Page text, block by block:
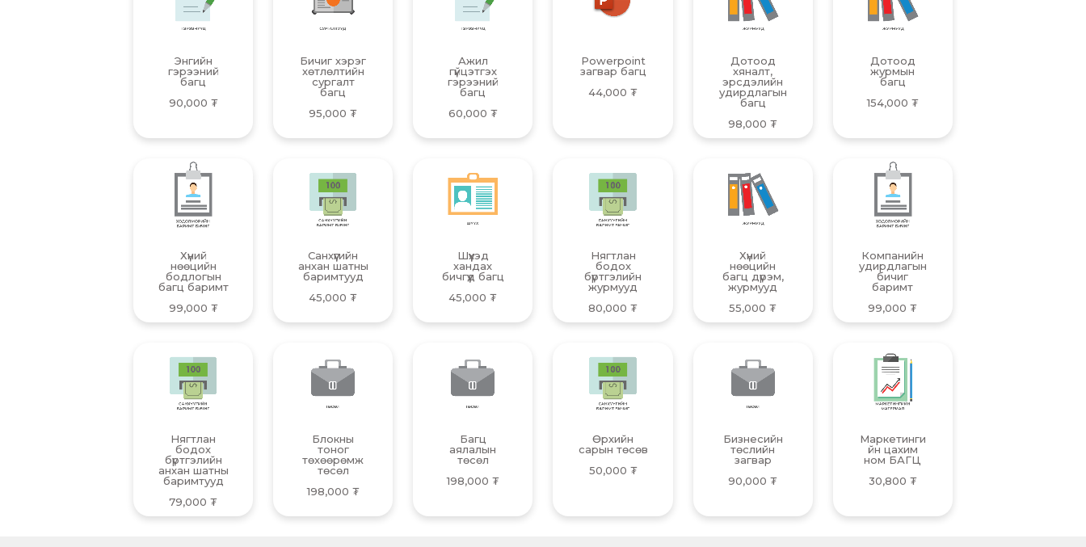
Энгийн
гэрээний
багц
90,000 ₮
Бичиг хэрэг
хөтлөлтийн
сургалт
багц
95,000₮
Ажил
гүйцэтгэх
гэрээний
багц
60,000 ₮
Powerpoint
загвар багц
44,000₮
Дотоод
хяналт,
эрсдэлийн
удирдлагын
багц
98,000₮
Дотоод
журмын
багц
154,000 ₮
Хүний
нөөцийн
бодлогын
багц баримт
99,000 ₮
Санхүүгийн
анхан шатны
баримтууд
45,000₮
Шүүхэд
хандах
бичгүүд багц
45,000₮
Нягтлан
бодох
бүртгэлийн
журмууд
80,000₮
Хүний
нөөцийн
багц дүрэм,
журмууд​
55,000₮
Компанийн
удирдлагын
бичиг
баримт
99,000₮
Нягтлан
бодох
бүртгэлийн
анхан шатны
баримтууд
79,000₮
Блокны
тоног
төхөөрөмж
төсөл
198,000 ₮
Багц
аялалын
төсөл
198,000 ₮
Өрхийн
сарын төсөв
50,000 ₮
Бизнесийн
төслийн
загвар
90,000₮
Маркетинги
йн цахим
ном БАГЦ
30,800 ₮